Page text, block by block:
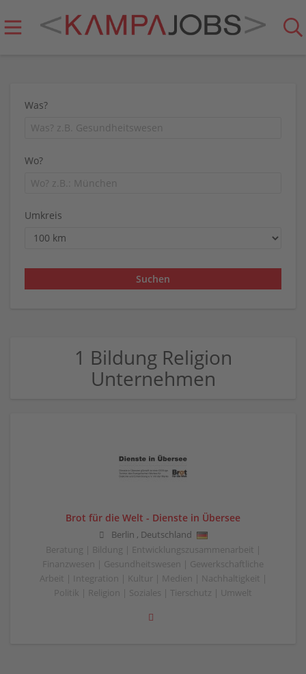
Was?
Wo?
Umkreis
1 Bildung Religion
Unternehmen
Brot für die Welt - Dienste in Übersee
Berlin , Deutschland
Beratung | Bildung | Entwicklungszusammenarbeit |
Finanzwesen | Gesundheitswesen | Gewerkschaftliche
Arbeit | Integration | Kultur | Medien | Nachhaltigkeit |
Politik | Religion | Soziales | Tierschutz | Umwelt